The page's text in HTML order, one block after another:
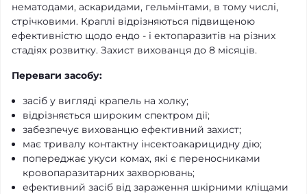
нематодами, аскаридами, гельмінтами, в тому числі,
стрічковими. Краплі відрізняються підвищеною
ефективністю щодо ендо - і ектопаразитів на різних
стадіях розвитку. Захист вихованця до 8 місяців.
Переваги засобу:
засіб у вигляді крапель на холку;
відрізняється широким спектром дії;
забезпечує вихованцю ефективний захист;
має тривалу контактну інсектоакарицидну дію;
попереджає укуси комах, які є переносниками
кровопаразитарних захворювань;
ефективний засіб від зараження шкірними кліщами